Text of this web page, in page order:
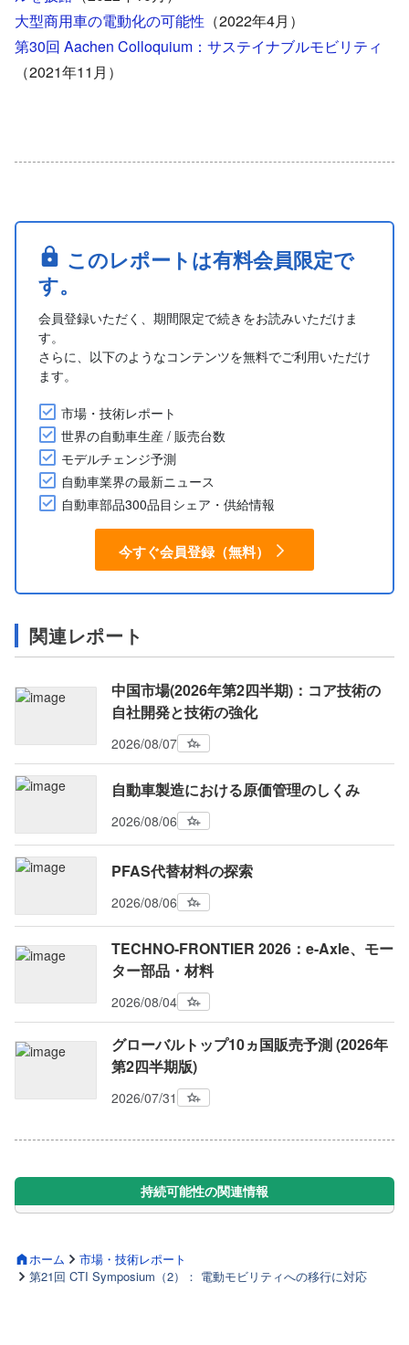
ホーム
市場・技術レポート
第21回 CTI Symposium（2）： 電動モビリティへの移行に対応
大型商用車の電動化の可能性 （2022年4月）
第30回 Aachen Colloquium：サステイナブルモビリティ
（2021年11月）
このレポートは有料会員限定で
す。
会員登録いただく、期間限定で続きをお読みいただけま
す。
さらに、以下のようなコンテンツを無料でご利用いただけ
ます。
市場・技術レポート
世界の自動車生産 / 販売台数
モデルチェンジ予測
自動車業界の最新ニュース
自動車部品300品目シェア・供給情報
今すぐ会員登録（無料）
関連レポート
中国市場(2026年第2四半期)：コア技術の
自社開発と技術の強化
2026/08/07
自動車製造における原価管理のしくみ
2026/08/06
PFAS代替材料の探索
2026/08/06
TECHNO-FRONTIER 2026：e-Axle、モー
ター部品・材料
2026/08/04
グローバルトップ10ヵ国販売予測 (2026年
第2四半期版)
2026/07/31
持続可能性の関連情報